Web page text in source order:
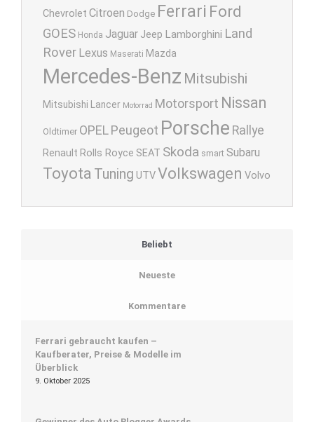
Chevrolet Citroen Dodge Ferrari Ford
GOES Honda Jaguar Jeep Lamborghini Land
Rover Lexus Maserati Mazda
Mercedes-Benz Mitsubishi
Mitsubishi Lancer Motorrad Motorsport Nissan
Oldtimer OPELPeugeot Porsche Rallye
Renault Rolls Royce SEAT Skoda smart Subaru
Toyota Tuning UTVVolkswagen Volvo
Beliebt
Neueste
Kommentare
Ferrari gebraucht kaufen –
Kaufberater, Preise & Modelle im
Überblick
9. Oktober 2025